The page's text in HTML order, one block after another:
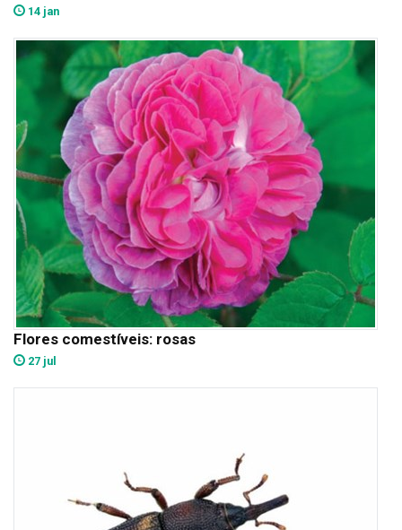
14 jan
Flores comestíveis: rosas
27 jul